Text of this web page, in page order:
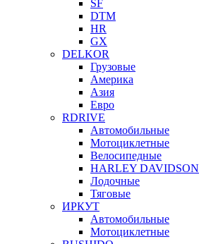
SF
DTM
HR
GX
DELKOR
Грузовые
Америка
Азия
Евро
RDRIVE
Автомобильные
Мотоциклетные
Велосипедные
HARLEY DAVIDSON
Лодочные
Тяговые
ИРКУТ
Автомобильные
Мотоциклетные